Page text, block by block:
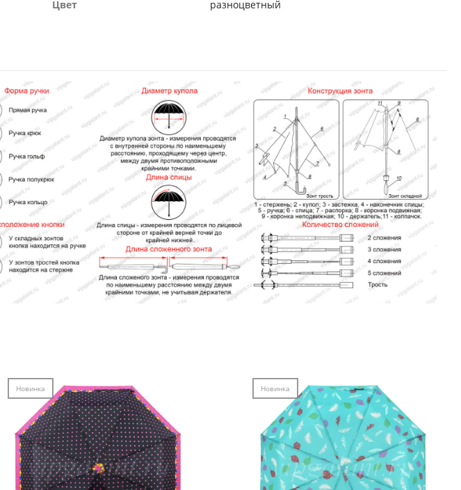
Цвет разноцветный
Новинка Новинка